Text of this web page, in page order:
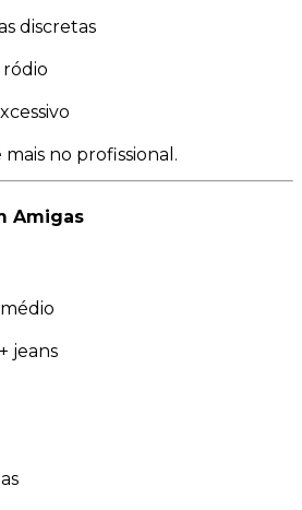
discretas
mais no profissional.
Amigas
jeans